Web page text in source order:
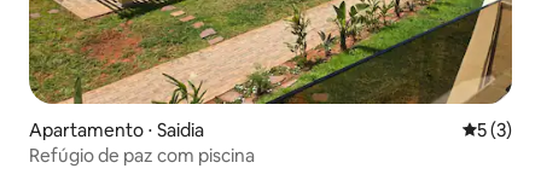
Apartamento ⋅ Saidia 5 de
5 (3)
Refúgio de paz com piscina